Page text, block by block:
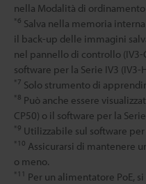
nella Modalità di
*6 Salva nella memoria
il back-up delle immagini
nel pannello di controllo (IV3-
software per la Serie IV3 (IV3-
*7 Solo strumento di
*8 Può anche essere
CP50) o il software per la
*9 Utilizzabile sul software per
*10 Assicurarsi di mantenere
o meno.
*11 Per un alimentatore PoE,